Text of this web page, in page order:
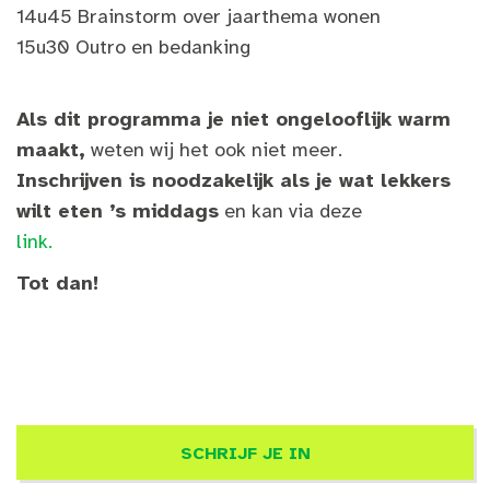
14u45 Brainstorm over jaarthema wonen
15u30 Outro en bedanking
Als dit programma je niet ongelooflijk warm
maakt, weten wij het ook niet meer.
Inschrijven is noodzakelijk als je wat lekkers
wilt eten ’s middags en kan via deze
link.
Tot dan!
SCHRIJF JE IN